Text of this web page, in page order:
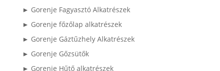
► Gorenje Fagyasztó Alkatrészek
► Gorenje főzőlap alkatrészek
► Gorenje Gáztűzhely Alkatrészek
► Gorenje Gőzsütők
► Gorenje Hűtő alkatrészek